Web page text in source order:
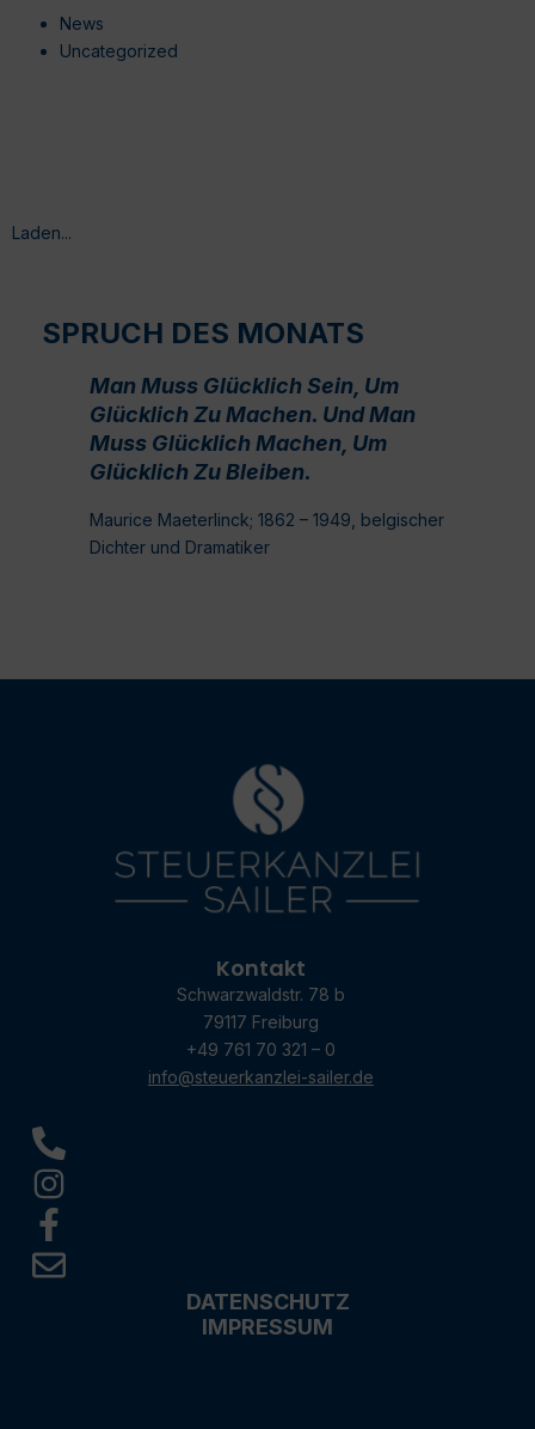
News
Uncategorized
Laden...
SPRUCH DES MONATS
Man Muss Glücklich Sein, Um
Glücklich Zu Machen. Und Man
Muss Glücklich Machen, Um
Glücklich Zu Bleiben.
Maurice Maeterlinck; 1862 – 1949, belgischer
Dichter und Dramatiker
Kontakt
Schwarzwaldstr. 78 b
79117 Freiburg
+49 761 70 321 – 0
info@steuerkanzlei-sailer.de
DATENSCHUTZ
IMPRESSUM